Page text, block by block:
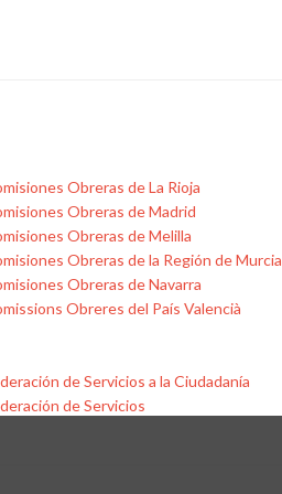
Obreras de La Rioja
Obreras de Madrid
Obreras de Melilla
Obreras de la Región de Murcia
Obreras de Navarra
Obreres del País Valencià
de Servicios a la Ciudadanía
de Servicios